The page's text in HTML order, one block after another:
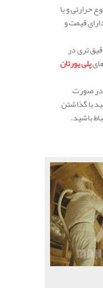
حرارتی و یا
قیمت و
تری در
پلی یورتان
در صورت
با گذاشتن
باشید.